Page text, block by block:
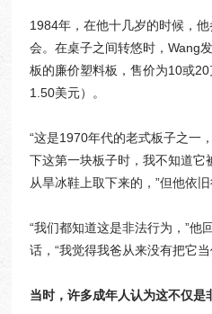
1984年，在他十几岁的时候，
会。在桌子之间转悠时，Wang
板的廉价塑料板，售价为10或
1.50美元）。
“这是1970年代的老式板子之一
下这第一块板子时，我不知道它
从旱冰鞋上取下来的，”但他依
“我们都知道这是非法行为，”他
话，“我觉得我爸从来没有把它
当时，许多成年人认为这不仅是